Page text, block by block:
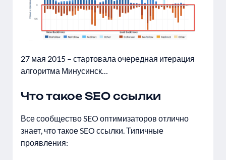
27 мая 2015 – стартовала очередная итерация
алгоритма Минусинск…
Что такое SEO ссылки
Все сообщество SEO оптимизаторов отлично
знает, что такое SEO ссылки. Типичные
проявления: